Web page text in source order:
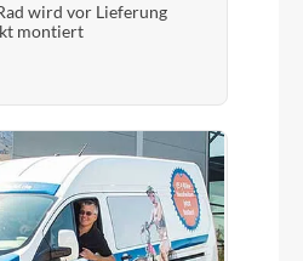
Gabel
Air, Tapered, 15x110mm,
wird vor Lieferung
montiert